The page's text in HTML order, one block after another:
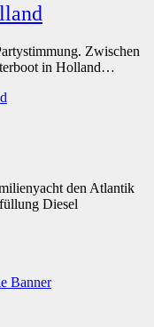
Zwischen
in Holland…
den Atlantik
Diesel
Banner